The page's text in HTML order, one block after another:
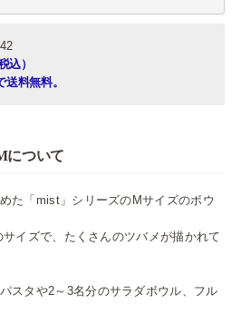
込）
料無料。
について
た「mist」シリーズのMサイズのボウ
イズで、たくさんのツバメが描かれて
スタや2～3名分のサラダボウル、フル